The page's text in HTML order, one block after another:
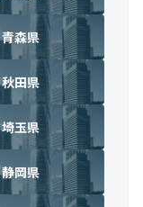
青森県
秋田県
埼玉県
静岡県